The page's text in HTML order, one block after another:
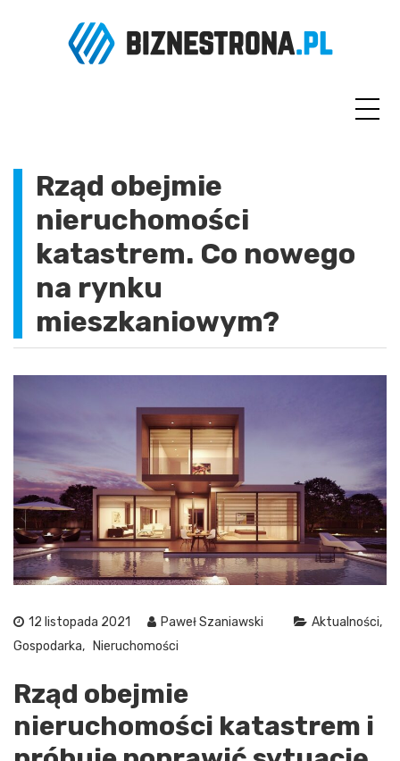
Rząd obejmie
nieruchomości
katastrem. Co nowego
na rynku
mieszkaniowym?
12 listopada 2021 Paweł Szaniawski
Aktualności
Gospodarka
Nieruchomości
Rząd obejmie
nieruchomości katastrem i